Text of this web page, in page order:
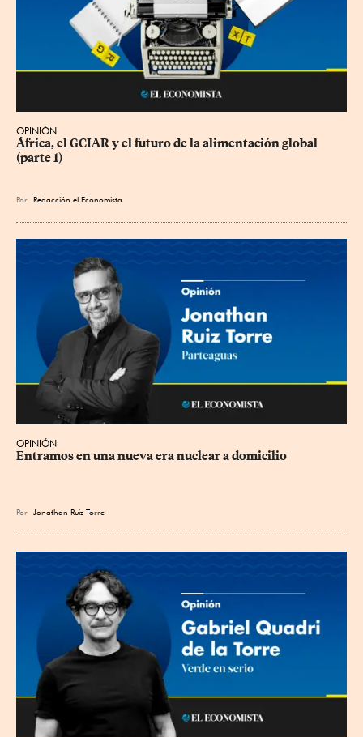
OPINIÓN
África, el GCIAR y el futuro de la alimentación global
(parte 1)
Por Redacción el Economista
OPINIÓN
Entramos en una nueva era nuclear a domicilio
Por Jonathan Ruiz Torre